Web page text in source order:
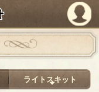
PandoraPartyProject
ライトスキット